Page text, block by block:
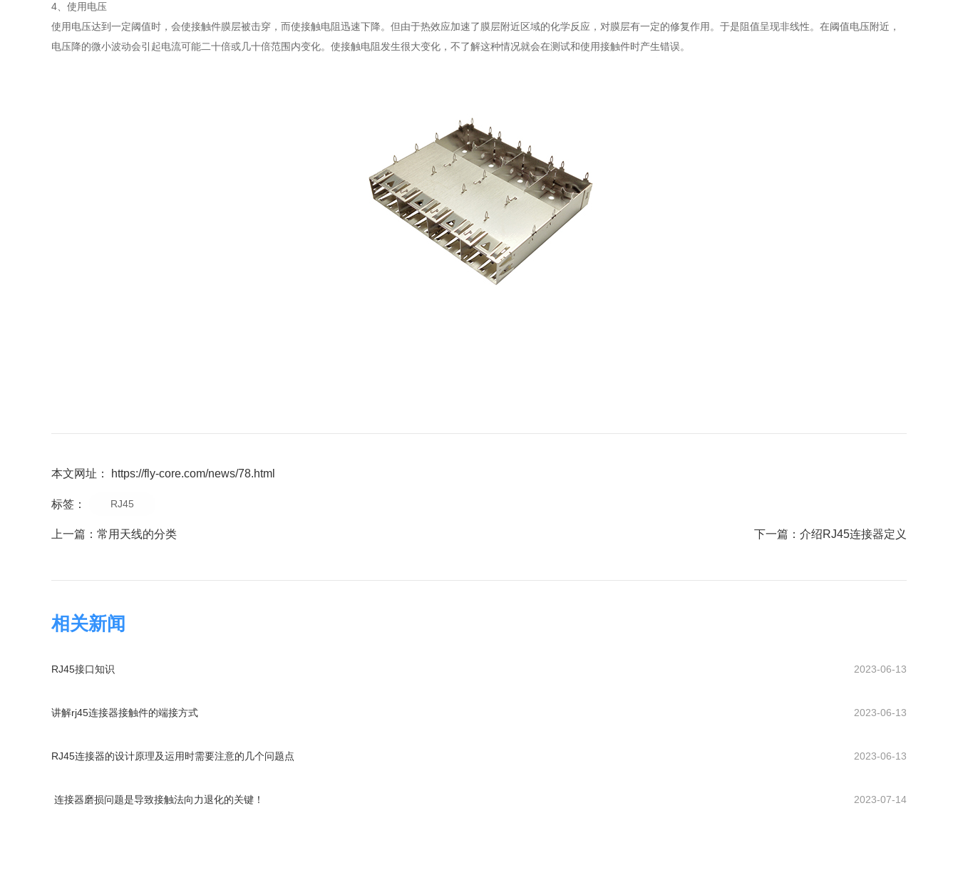
4、使用电压
使用电压达到一定阈值时，会使接触件膜层被击穿，而使接触电阻迅速下降。但由于热效应加速了膜层附近区域的化学反应，对膜层有一定的修复作用。于是阻值呈现非线性。在阈值电压附近，
电压降的微小波动会引起电流可能二十倍或几十倍范围内变化。使接触电阻发生很大变化，不了解这种情况就会在测试和使用接触件时产生错误。
本文网址： https://fly-core.com/news/78.html
标签： RJ45
上一篇： 常用天线的分类 下一篇： 介绍RJ45连接器定义
相关新闻
2023-06-13
RJ45接口知识
2023-06-13
讲解rj45连接器接触件的端接方式
2023-06-13
RJ45连接器的设计原理及运用时需要注意的几个问题点
2023-07-14
连接器磨损问题是导致接触法向力退化的关键！